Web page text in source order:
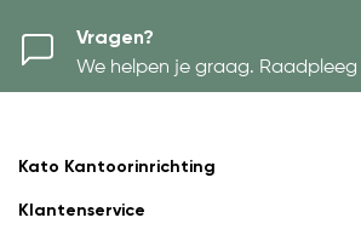
Vragen?
We helpen je graag.
Kato Kantoorinrichting
Klantenservice